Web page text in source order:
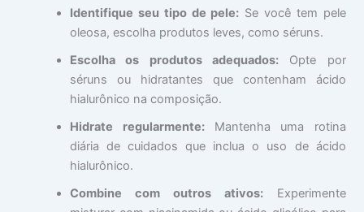
Identifique seu tipo de pele: Se você tem pele
oleosa, escolha produtos leves, como séruns.
Escolha os produtos adequados: Opte por
séruns ou hidratantes que contenham ácido
hialurônico na composição.
Hidrate regularmente:Mantenha uma rotina
diária de cuidados que inclua o uso de ácido
hialurônico.
Combine com outros ativos:Experimente